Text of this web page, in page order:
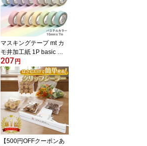
マスキングテープ mt カ
モ井加工紙 1P basic 単
品 1巻 15mmx7m 無地 パ
ステル（スカーレット/キ
ャロット/マリーゴール
ド/サンフラワー/リーフ/
アイビー/ターコイズ/シ
アン/ウルトラマリン/ラ
ベンダー/ラズベリー/ロ
ーズ/ココア/パールグレ
ー/アイボリー）
207 円
【500円OFFクーポンあ